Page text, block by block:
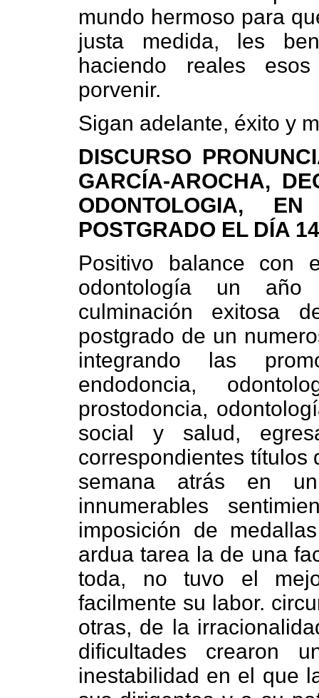
mundo hermoso para
justa medida, les
haciendo reales
porvenir.
Sigan adelante, éxito y
DISCURSO
GARCÍA-AROCHA,
ODONTOLOGIA,
POSTGRADO EL DÍA
Positivo balance con
odontología un
culminación exitosa
postgrado de un
integrando las
endodoncia,
prostodoncia,
social y salud,
correspondientes títulos
semana atrás en
innumerables
imposición de
ardua tarea la de una
toda, no tuvo el
facilmente su labor.
otras, de la
dificultades crearon
inestabilidad en el que